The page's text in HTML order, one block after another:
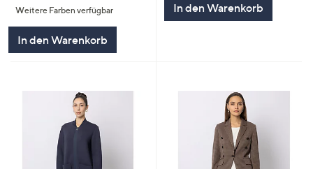
Weitere Farben verfügbar
In den Warenkorb
In den Warenkorb